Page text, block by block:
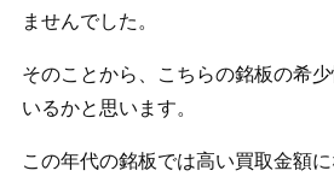
ませんでした。
そのことから、こちらの銘板の希
いるかと思います。
この年代の銘板では高い買取金額に